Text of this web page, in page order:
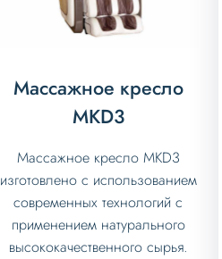
Массажное кресло
МKD3
Массажное кресло МKD3
изготовлено с использованием
современных технологий с
применением натурального
высококачественного сырья.